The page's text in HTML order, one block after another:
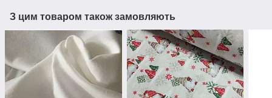
З цим товаром також замовляють